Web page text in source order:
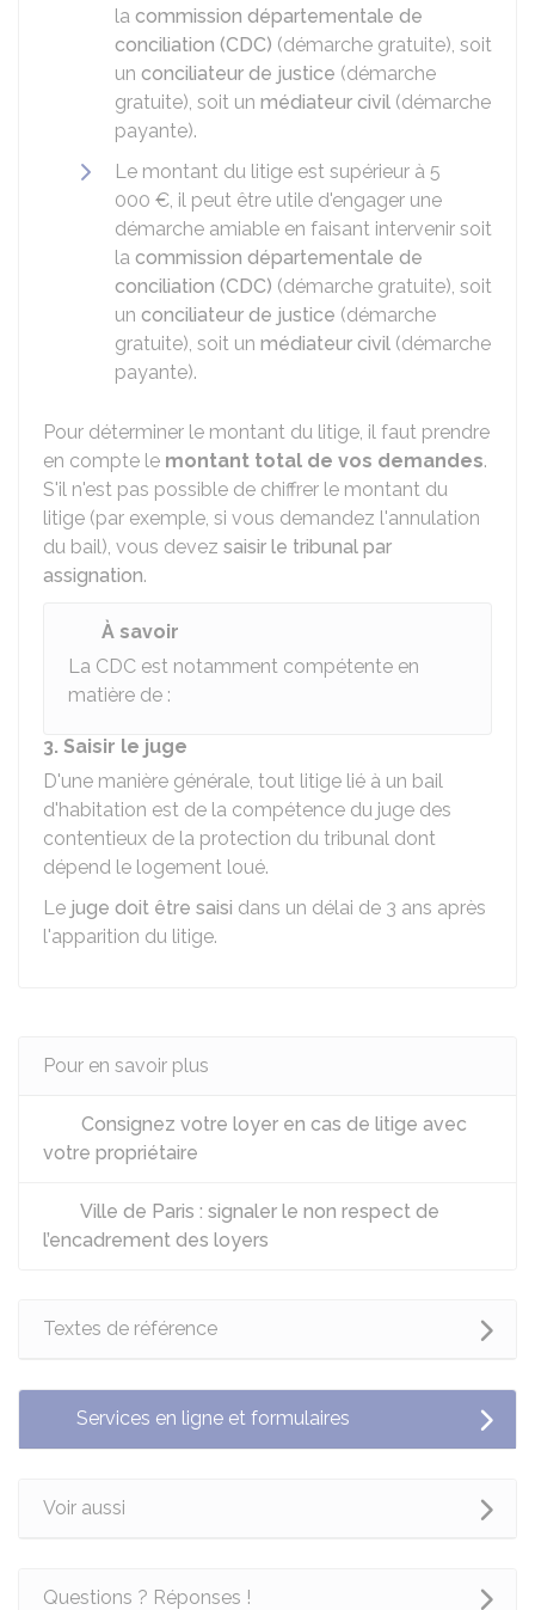
la commission départementale de
conciliation (CDC) (démarche gratuite), soit
un conciliateur de justice (démarche
gratuite), soit un médiateur civil (démarche
payante).
Le montant du litige est supérieur à 5
000 €, il peut être utile d'engager une
démarche amiable en faisant intervenir soit
la commission départementale de
conciliation (CDC) (démarche gratuite), soit
un conciliateur de justice (démarche
gratuite), soit un médiateur civil (démarche
payante).
Pour déterminer le montant du litige, il faut prendre
en compte le montant total de vos demandes.
S'il n'est pas possible de chiffrer le montant du
litige (par exemple, si vous demandez l'annulation
du bail), vous devez saisir le tribunal par
assignation.
À savoir
La CDC est notamment compétente en
matière de :
3. Saisir le juge
D'une manière générale, tout litige lié à un bail
d'habitation est de la compétence du juge des
contentieux de la protection du tribunal dont
dépend le logement loué.
Le juge doit être saisi dans un délai de 3 ans après
l'apparition du litige.
Pour en savoir plus
Consignez votre loyer en cas de litige avec
votre propriétaire
Ville de Paris : signaler le non respect de
l’encadrement des loyers
Textes de référence
Services en ligne et formulaires
Voir aussi
Questions ? Réponses !